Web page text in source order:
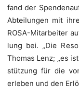
fand der
Abtei­lun­gen mit
ROSA-Mit­ar­bei­ter
lung bei. „Die
Tho­mas Lenz; „es
stüt­zung für die
erle­ben und den